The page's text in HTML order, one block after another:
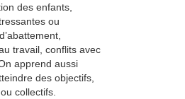
des enfants,
ou
travail, conflits avec
apprend aussi
des objectifs,
collectifs.